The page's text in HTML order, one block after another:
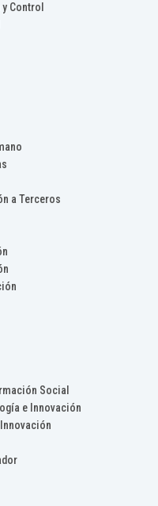
Control
a Terceros
Social
e Innovación